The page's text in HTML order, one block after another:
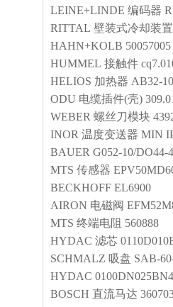
LEINE+LINDE 编码器
RITTAL 壁装式冷却装置
HAHN+KOLB 50057005
HUMMEL 接触件
HELIOS 加热器 AB32-
ODU 电缆插件(壳)
WEBER 螺丝刀模块
INOR 温度变送器 MIN
BAUER G052-10/DO44-
MTS 传感器
BECKHOFF EL6900
AIRON 电磁阀
MTS 终端电阻 560888
HYDAC 滤芯
SCHMALZ 吸盘 SAB-
HYDAC
BOSCH 直流马达